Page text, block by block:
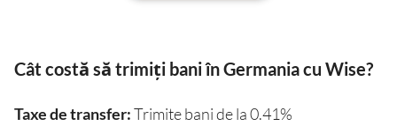
Cât costă să trimiți bani în Germania cu Wise?
Taxe de transfer:Trimite bani de la 0.41%